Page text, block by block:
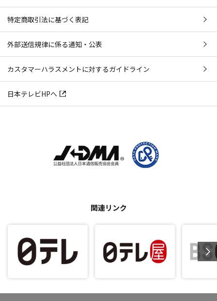
特定商取引法に基づく表記
外部送信規律に係る通知・公表
カスタマーハラスメントに対するガイドライン
日本テレビHPへ
関連リンク